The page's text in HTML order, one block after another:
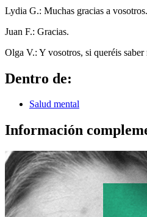
Lydia G.: Muchas gracias a vosotros.
Juan F.: Gracias.
Olga V.: Y vosotros, si queréis
Dentro de:
Salud mental
Información